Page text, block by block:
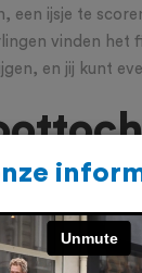
een ijsje te
vinden het
en jij kunt